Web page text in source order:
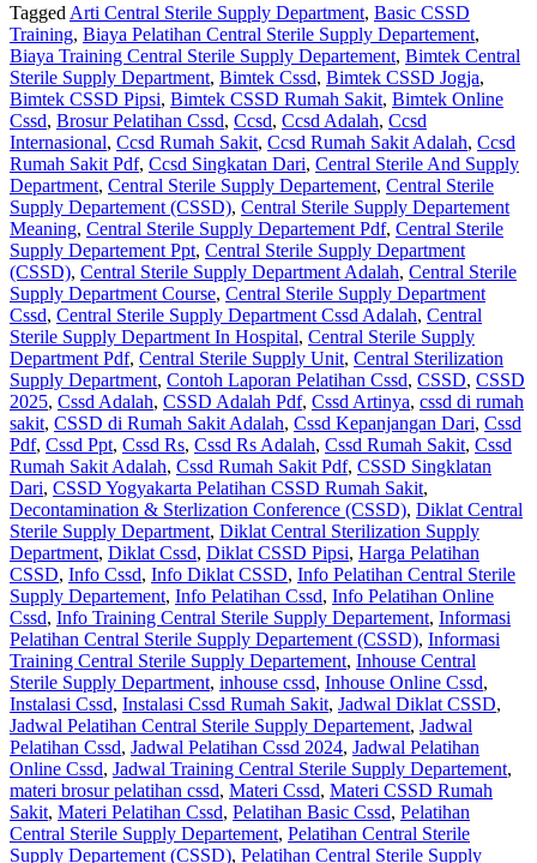
Tagged Arti Central Sterile Supply Department, Basic CSSD
Training, Biaya Pelatihan Central Sterile Supply Departement,
Biaya Training Central Sterile Supply Departement, Bimtek Central
Sterile Supply Department, Bimtek Cssd, Bimtek CSSD Jogja,
Bimtek CSSD Pipsi, Bimtek CSSD Rumah Sakit, Bimtek Online
Cssd, Brosur Pelatihan Cssd, Ccsd, Ccsd Adalah, Ccsd
Internasional, Ccsd Rumah Sakit, Ccsd Rumah Sakit Adalah, Ccsd
Rumah Sakit Pdf, Ccsd Singkatan Dari, Central Sterile And Supply
Department, Central Sterile Supply Departement, Central Sterile
Supply Departement (CSSD), Central Sterile Supply Departement
Meaning, Central Sterile Supply Departement Pdf, Central Sterile
Supply Departement Ppt, Central Sterile Supply Department
(CSSD), Central Sterile Supply Department Adalah, Central Sterile
Supply Department Course, Central Sterile Supply Department
Cssd, Central Sterile Supply Department Cssd Adalah, Central
Sterile Supply Department In Hospital, Central Sterile Supply
Department Pdf, Central Sterile Supply Unit, Central Sterilization
Supply Department, Contoh Laporan Pelatihan Cssd, CSSD, CSSD
2025, Cssd Adalah, CSSD Adalah Pdf, Cssd Artinya, cssd di rumah
sakit, CSSD di Rumah Sakit Adalah, Cssd Kepanjangan Dari, Cssd
Pdf, Cssd Ppt, Cssd Rs, Cssd Rs Adalah, Cssd Rumah Sakit, Cssd
Rumah Sakit Adalah, Cssd Rumah Sakit Pdf, CSSD Singklatan
Dari, CSSD Yogyakarta Pelatihan CSSD Rumah Sakit,
Decontamination & Sterlization Conference (CSSD), Diklat Central
Sterile Supply Department, Diklat Central Sterilization Supply
Department, Diklat Cssd, Diklat CSSD Pipsi, Harga Pelatihan
CSSD, Info Cssd, Info Diklat CSSD, Info Pelatihan Central Sterile
Supply Departement, Info Pelatihan Cssd, Info Pelatihan Online
Cssd, Info Training Central Sterile Supply Departement, Informasi
Pelatihan Central Sterile Supply Departement (CSSD), Informasi
Training Central Sterile Supply Departement, Inhouse Central
Sterile Supply Department, inhouse cssd, Inhouse Online Cssd,
Instalasi Cssd, Instalasi Cssd Rumah Sakit, Jadwal Diklat CSSD,
Jadwal Pelatihan Central Sterile Supply Departement, Jadwal
Pelatihan Cssd, Jadwal Pelatihan Cssd 2024, Jadwal Pelatihan
Online Cssd, Jadwal Training Central Sterile Supply Departement,
materi brosur pelatihan cssd, Materi Cssd, Materi CSSD Rumah
Sakit, Materi Pelatihan Cssd, Pelatihan Basic Cssd, Pelatihan
Central Sterile Supply Departement, Pelatihan Central Sterile
Supply Departement (CSSD), Pelatihan Central Sterile Supply